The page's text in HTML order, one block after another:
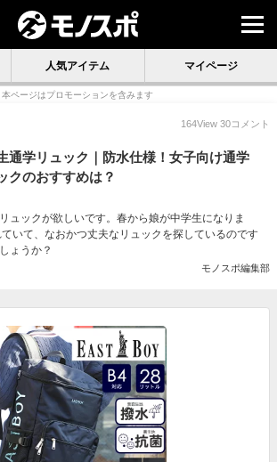
人気アイテム マイページ
本ページはプロモーションを含みます
164View 30コメント
通学リュック｜防水仕様！女子向け通学
クのおすすめは？
ュックが欲しいです。春から娘が中学生になりま
いて、なおかつ丈夫なリュックを探しているのです
ょうか？
モノスポ編集部